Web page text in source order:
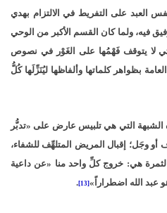
العبد على التفريط في الالتزام بهدي
فيه، ولما كان القسم الأكبر من الوحي
لا يتوقف فَهْمُها على الغَوْر في نصوص
بظواهر كلماتها وألفاظها ليُنَزِّلَها كُلُّ
الشبهة التي هي تلبيس عارض على «تدبُّر
وجَل؛ إقبال المريض المتلهِّف للشفاء،
هي: خروج كلِّ واحد منا «عن داعية
عبد الله اضطراراً»[13]
.